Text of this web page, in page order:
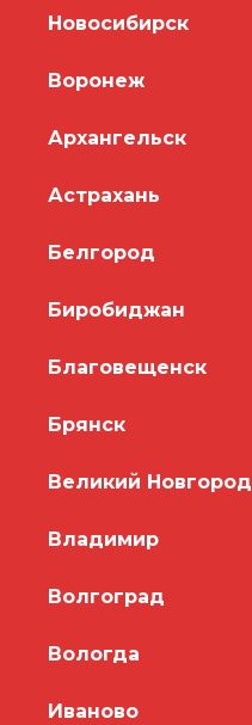
Новосибирск
Воронеж
Архангельск
Астрахань
Белгород
Биробиджан
Благовещенск
Брянск
Великий Новгород
Владимир
Волгоград
Вологда
Иваново